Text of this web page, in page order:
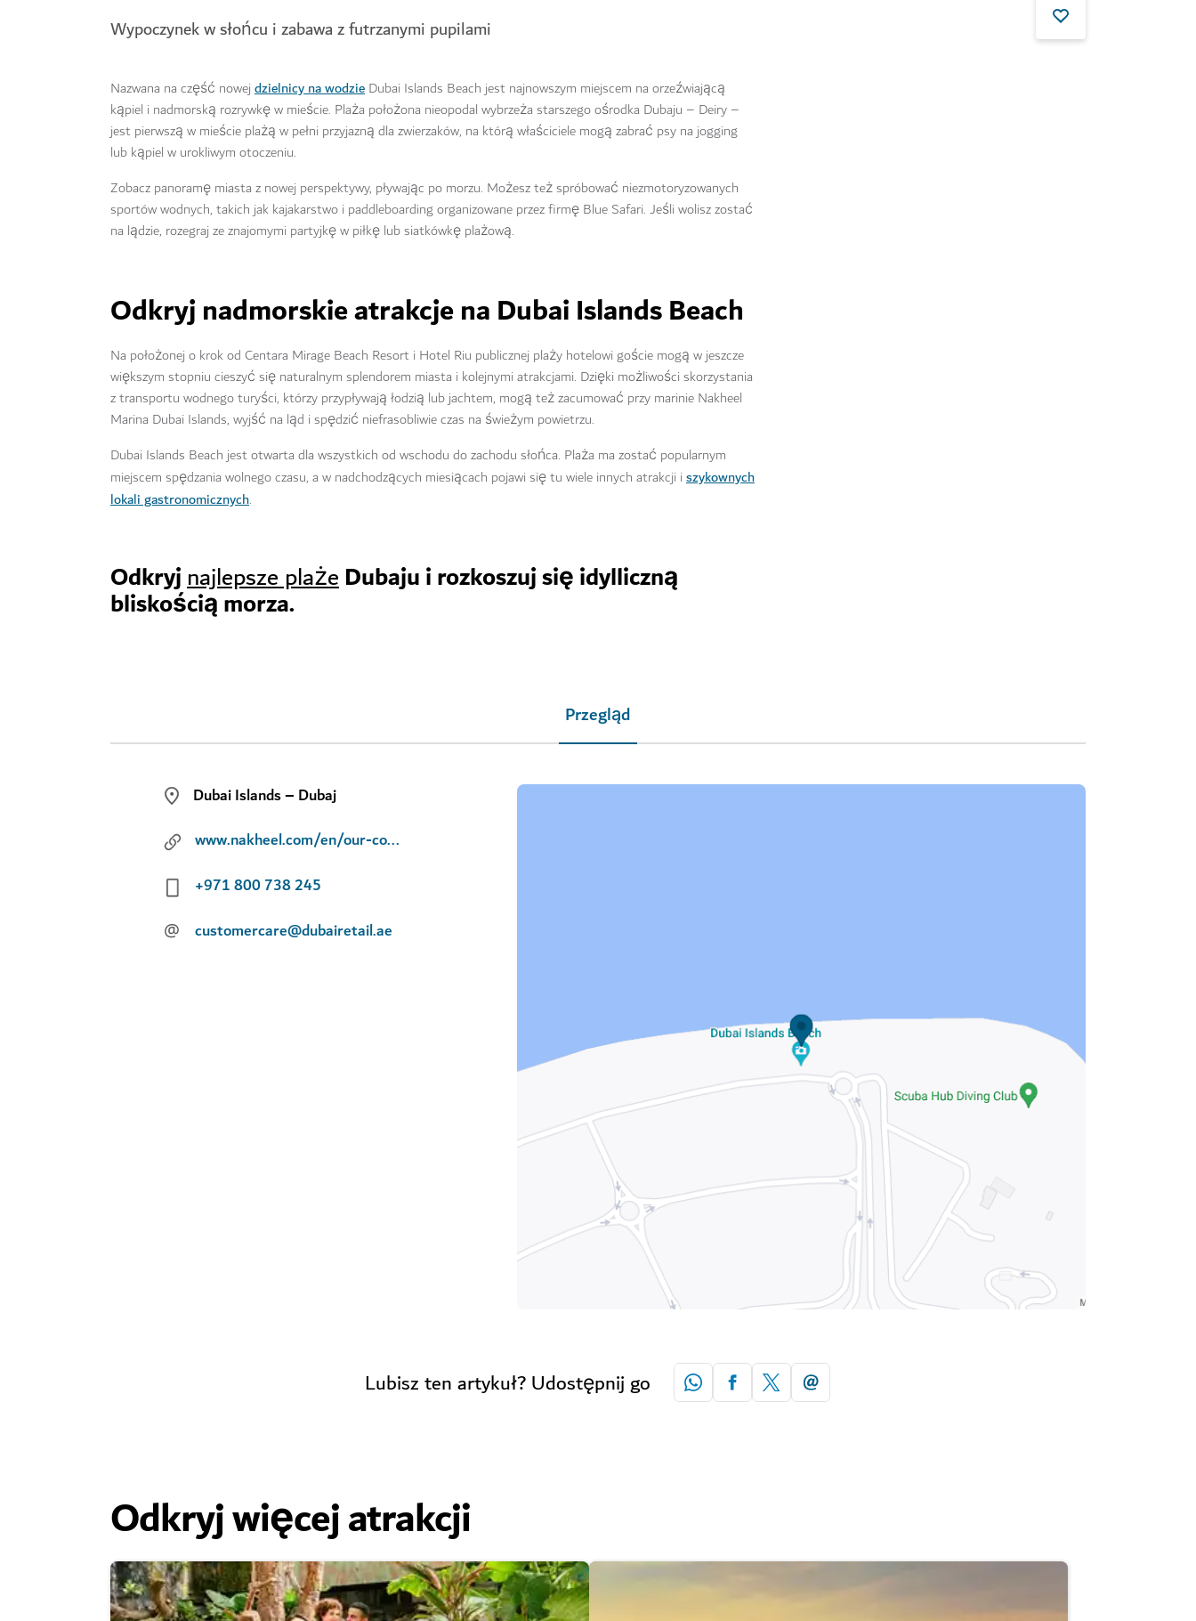
Wypoczynek w słońcu i zabawa z futrzanymi pupilami
Nazwana na część nowej dzielnicy na wodzie Dubai Islands Beach jest najnowszym miejscem na orzeźwiającą
kąpiel i nadmorską rozrywkę w mieście. Plaża położona nieopodal wybrzeża starszego ośrodka Dubaju – Deiry –
jest pierwszą w mieście plażą w pełni przyjazną dla zwierzaków, na którą właściciele mogą zabrać psy na jogging
lub kąpiel w urokliwym otoczeniu.
Zobacz panoramę miasta z nowej perspektywy, pływając po morzu. Możesz też spróbować niezmotoryzowanych
sportów wodnych, takich jak kajakarstwo i paddleboarding organizowane przez firmę Blue Safari. Jeśli wolisz zostać
na lądzie, rozegraj ze znajomymi partyjkę w piłkę lub siatkówkę plażową.
Odkryj nadmorskie atrakcje na Dubai Islands Beach
Na położonej o krok od Centara Mirage Beach Resort i Hotel Riu publicznej plaży hotelowi goście mogą w jeszcze
większym stopniu cieszyć się naturalnym splendorem miasta i kolejnymi atrakcjami. Dzięki możliwości skorzystania
z transportu wodnego turyści, którzy przypływają łodzią lub jachtem, mogą też zacumować przy marinie Nakheel
Marina Dubai Islands, wyjść na ląd i spędzić niefrasobliwie czas na świeżym powietrzu.
Dubai Islands Beach jest otwarta dla wszystkich od wschodu do zachodu słońca. Plaża ma zostać popularnym
miejscem spędzania wolnego czasu, a w nadchodzących miesiącach pojawi się tu wiele innych atrakcji i szykownych
lokali gastronomicznych.
Odkryjnajlepsze plażeDubaju i rozkoszuj się idylliczną
bliskością morza.
Przegląd
Dubai Islands – Dubaj
www.nakheel.com/en/our-communities/dubai-islands
+971 800 738 245
@ customercare@dubairetail.ae
Lubisz ten artykuł? Udostępnij go
Odkryj więcej atrakcji